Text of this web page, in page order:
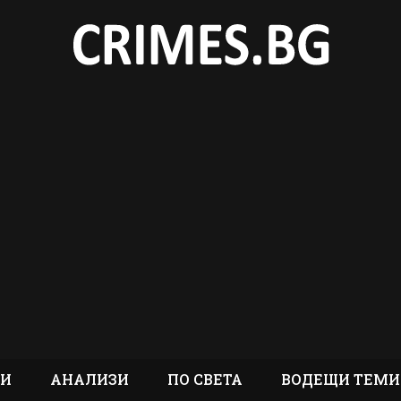
АНАЛИЗИ ПО СВЕТА ВОДЕЩИ ТЕМИ